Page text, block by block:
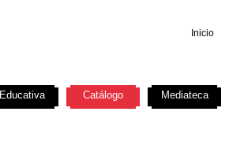
Inicio
Educativa Catálogo Mediateca